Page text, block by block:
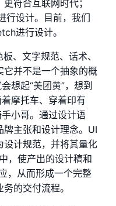
符合互联网时代；
行设计。目前，我们
进行设计。
、文字规范、话术、
它并不是一个抽象的概
想起“美团黄”，想到
摩托车、穿着印有
小哥。通过设计语
主张和设计理念。UI
设计规范，并将其量化
，使产出的设计稿和
，从而形成一个完整
的交付流程。